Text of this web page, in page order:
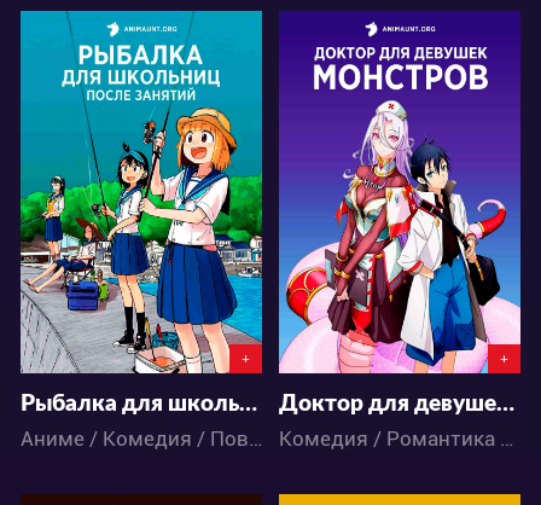
53715
17 19
+
Рыбалка для школьниц после занятий
Аниме / Комедия / Повседневность / Сёнэн / Школа
31337
28 37
+
Доктор для девушек-монстров
Комедия / Романтика / Фэнтези / Этти / Аниме